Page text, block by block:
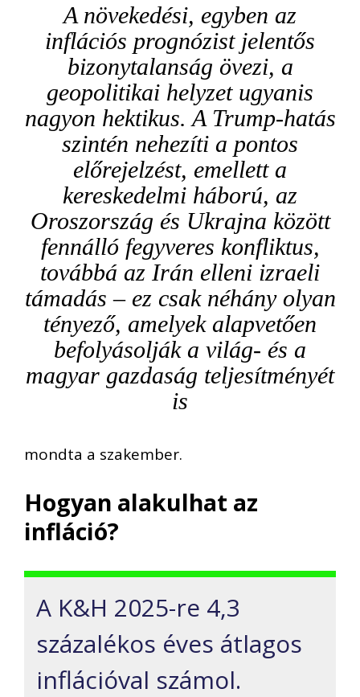
A növekedési, egyben az
inflációs prognózist jelentős
bizonytalanság övezi, a
geopolitikai helyzet ugyanis
nagyon hektikus. A Trump-hatás
szintén nehezíti a pontos
előrejelzést, emellett a
kereskedelmi háború, az
Oroszország és Ukrajna között
fennálló fegyveres konfliktus,
továbbá az Irán elleni izraeli
támadás – ez csak néhány olyan
tényező, amelyek alapvetően
befolyásolják a világ- és a
magyar gazdaság teljesítményét
is
mondta a szakember.
Hogyan alakulhat az
infláció?
A K&H 2025-re 4,3
százalékos éves átlagos
inflációval számol.